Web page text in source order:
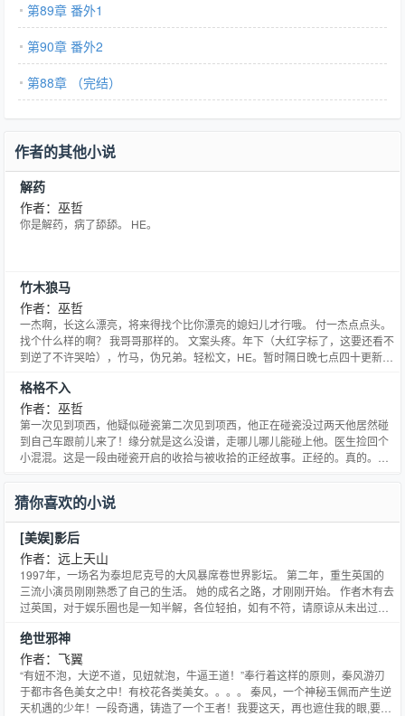
第89章 番外1
第90章 番外2
第88章 （完结）
作者的其他小说
解药
作者：巫哲
你是解药，病了舔舔。 HE。
竹木狼马
作者：巫哲
一杰啊，长这么漂亮，将来得找个比你漂亮的媳妇儿才行哦。 付一杰点点头。
找个什么样的啊？ 我哥哥那样的。 文案头疼。年下（大红字标了，这要还看不
到逆了不许哭哈），竹马，伪兄弟。轻松文，HE。暂时隔日晚七点四十更新。
做的封面。 @夏_Yuka #favorite_1{color:red;font-weight:bold;}
格格不入
作者：巫哲
第一次见到项西，他疑似碰瓷第二次见到项西，他正在碰瓷没过两天他居然碰
到自己车跟前儿来了！缘分就是这么没谱，走哪儿哪儿能碰上他。医生捡回个
小混混。这是一段由碰瓷开启的收拾与被收拾的正经故事。正经的。真的。年
猜你喜欢的小说
[美娱]影后
作者：远上天山
1997年，一场名为泰坦尼克号的大风暴席卷世界影坛。 第二年，重生英国的
三流小演员刚刚熟悉了自己的生活。 她的成名之路，才刚刚开始。 作者木有去
过英国，对于娱乐圈也是一知半解，各位轻拍，如有不符，请原谅从未出过国
绝世邪神
作者：飞翼
“有妞不泡，大逆不道，见妞就泡，牛逼王道！”奉行着这样的原则，秦风游刃
于都市各色美女之中！有校花各类美女。。。。 秦风，一个神秘玉佩而产生逆
天机遇的少年！一段奇遇，铸造了一个王者！我要这天，再也遮住我的眼,要这